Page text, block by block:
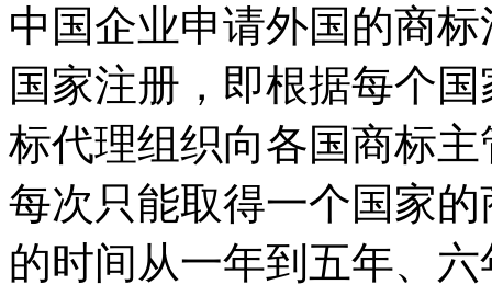
中国企业申请外国的商
国家注册，即根据每个
标代理组织向各国商标
每次只能取得一个国家
的时间从一年到五年、